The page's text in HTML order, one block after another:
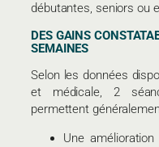
débutantes, seniors ou
DES GAINS
SEMAINES
Selon les données
et médicale, 2
permettent
Une